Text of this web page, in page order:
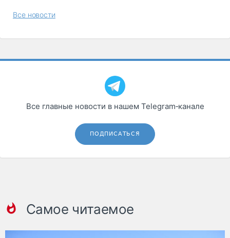
автохимия
Все новости
Все главные новости в нашем Telegram‑канале
ПОДПИСАТЬСЯ
Самое читаемое